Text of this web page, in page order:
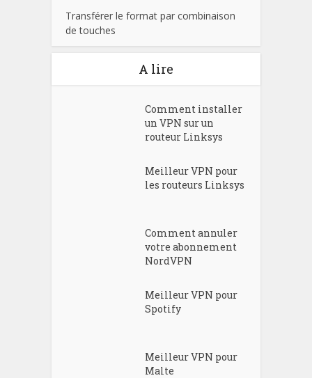
Transférer le format par combinaison
de touches
A lire
Comment installer
un VPN sur un
routeur Linksys
Meilleur VPN pour
les routeurs Linksys
Comment annuler
votre abonnement
NordVPN
Meilleur VPN pour
Spotify
Meilleur VPN pour
Malte